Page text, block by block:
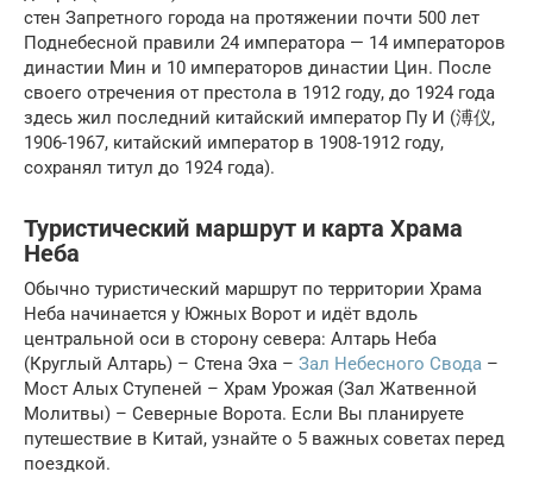
стен Запретного города на протяжении почти 500 лет
Поднебесной правили 24 императора — 14 императоров
династии Мин и 10 императоров династии Цин. После
своего отречения от престола в 1912 году, до 1924 года
здесь жил последний китайский император Пу И (溥仪,
1906-1967, китайский император в 1908-1912 году,
сохранял титул до 1924 года).
Туристический маршрут и карта Храма
Неба
Обычно туристический маршрут по территории Храма
Неба начинается у Южных Ворот и идёт вдоль
центральной оси в сторону севера: Алтарь Неба
(Круглый Алтарь) – Стена Эха – Зал Небесного Свода –
Мост Алых Ступеней – Храм Урожая (Зал Жатвенной
Молитвы) – Северные Ворота. Если Вы планируете
путешествие в Китай, узнайте о 5 важных советах перед
поездкой.